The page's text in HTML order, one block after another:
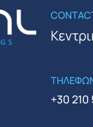
+30 210